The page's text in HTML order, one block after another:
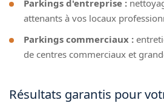
Parkings d'entreprise :
attenants à vos locaux
Parkings commerciaux :
de centres commerciaux et
Résultats garantis pour